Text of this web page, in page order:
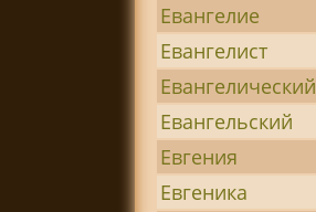
Евангелие
Евангелист
Евангелический
Евангельский
Евгения
Евгеника